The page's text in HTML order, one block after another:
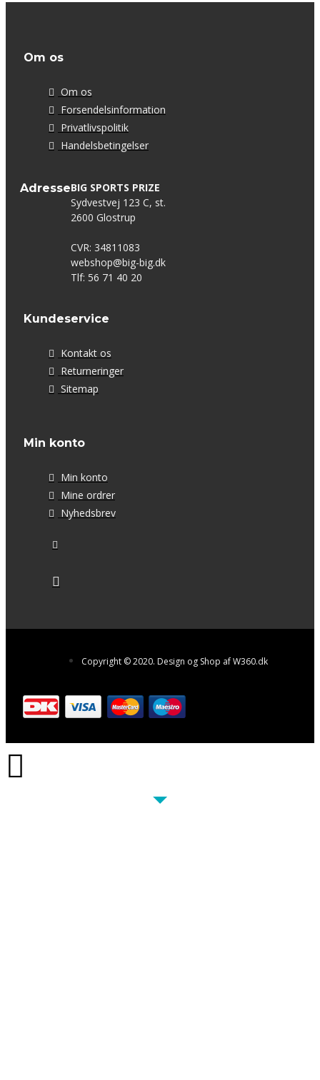
Om os
Om os
Forsendelsinformation
Privatlivspolitik
Handelsbetingelser
AdresseBIG SPORTS PRIZE
Sydvestvej 123 C, st.
2600 Glostrup
CVR: 34811083
webshop@big-big.dk
Tlf: 56 71 40 20
Kundeservice
Kontakt os
Returneringer
Sitemap
Min konto
Min konto
Mine ordrer
Nyhedsbrev
Copyright © 2020. Design og Shop af W360.dk